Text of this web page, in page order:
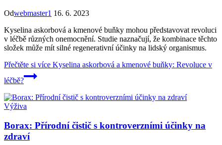
Odwebmaster1 16. 6. 2023
Kyselina askorbová a kmenové buňky mohou představovat revoluci
v léčbě různých onemocnění. Studie naznačují, že kombinace těchto
složek může mít silné regenerativní účinky na lidský organismus.
Přečtěte si více Kyselina askorbová a kmenové buňky: Revoluce v
léčbě?
Výživa
Borax: Přírodní čistič s kontroverzními účinky na
zdraví